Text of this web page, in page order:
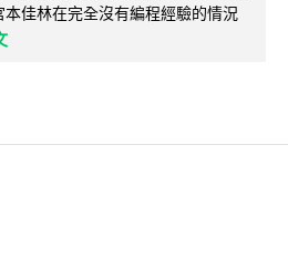
佳林在完全沒有編程經驗的情況